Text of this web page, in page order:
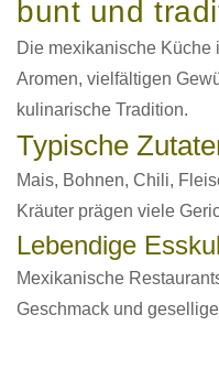
bunt und
Die mexikanische Küche
Aromen, vielfältigen
kulinarische Tradition.
Typische
Mais, Bohnen, Chili,
Kräuter prägen viele
Lebendige
Mexikanische
Geschmack und